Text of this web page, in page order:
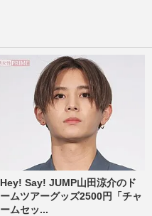
Hey! Say! JUMP山田涼介のド
ームツアーグッズ2500円「チャ
ームセッ...